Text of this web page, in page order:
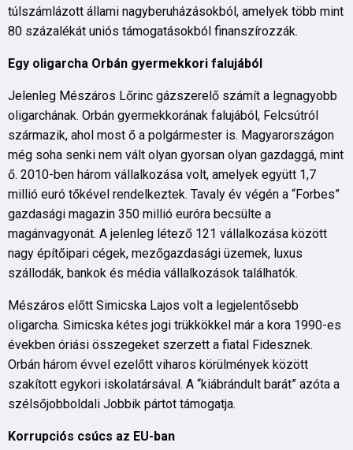
túlszámlázott állami nagyberuházásokból, amelyek több mint
80 százalékát uniós támogatásokból finanszírozzák.
Egy oligarcha Orbán gyermekkori falujából
Jelenleg Mészáros Lőrinc gázszerelő számít a legnagyobb
oligarchának. Orbán gyermekkorának falujából, Felcsútról
származik, ahol most ő a polgármester is. Magyarországon
még soha senki nem vált olyan gyorsan olyan gazdaggá, mint
ő. 2010-ben három vállalkozása volt, amelyek együtt 1,7
millió euró tőkével rendelkeztek. Tavaly év végén a “Forbes”
gazdasági magazin 350 millió euróra becsülte a
magánvagyonát. A jelenleg létező 121 vállalkozása között
nagy építőipari cégek, mezőgazdasági üzemek, luxus
szállodák, bankok és média vállalkozások találhatók.
Mészáros előtt Simicska Lajos volt a legjelentősebb
oligarcha. Simicska kétes jogi trükkökkel már a kora 1990-es
években óriási összegeket szerzett a fiatal Fidesznek.
Orbán három évvel ezelőtt viharos körülmények között
szakított egykori iskolatársával. A “kiábrándult barát” azóta a
szélsőjobboldali Jobbik pártot támogatja.
Korrupciós csúcs az EU-ban